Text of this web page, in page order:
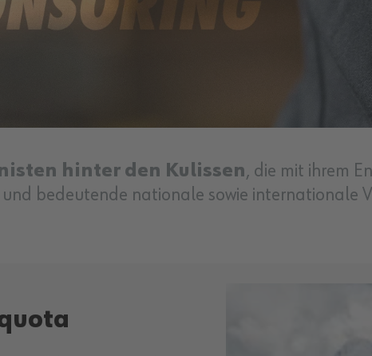
hinter den Kulissen, die mit ihrem
und bedeutende nationale sowie internationale